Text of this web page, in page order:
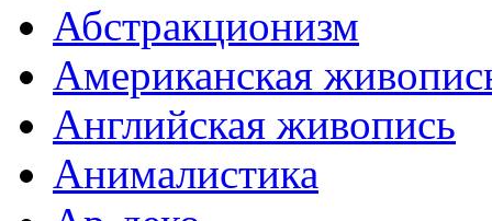
Абстракционизм
Американская
Английская живопись
Анималистика